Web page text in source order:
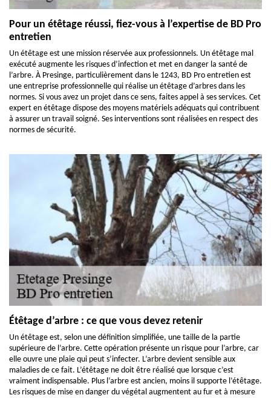
Pour un étêtage réussi, fiez-vous à l’expertise de BD Pro
entretien
Un étêtage est une mission réservée aux professionnels. Un étêtage mal
exécuté augmente les risques d’infection et met en danger la santé de
l’arbre. À Presinge, particulièrement dans le 1243, BD Pro entretien est
une entreprise professionnelle qui réalise un étêtage d’arbres dans les
normes. Si vous avez un projet dans ce sens, faites appel à ses services. Cet
expert en étêtage dispose des moyens matériels adéquats qui contribuent
à assurer un travail soigné. Ses interventions sont réalisées en respect des
normes de sécurité.
Étêtage d’arbre : ce que vous devez retenir
Un étêtage est, selon une définition simplifiée, une taille de la partie
supérieure de l’arbre. Cette opération présente un risque pour l’arbre, car
elle ouvre une plaie qui peut s’infecter. L’arbre devient sensible aux
maladies de ce fait. L’étêtage ne doit être réalisé que lorsque c’est
vraiment indispensable. Plus l’arbre est ancien, moins il supporte l’étêtage.
Les risques de mise en danger du végétal augmentent au fur et à mesure